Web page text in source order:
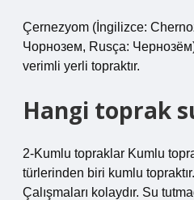
Çernezyom (İngilizce:
Чорнозем, Rusça:
verimli yerli topraktır.
Hangi toprak
2-Kumlu topraklar Kumlu
türlerinden biri kumlu
Çalışmaları kolaydır. Su